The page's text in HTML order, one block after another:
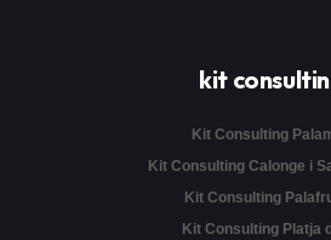
kit
Kit Consulting
Kit Consulting Calonge i
Kit Consulting
Kit Consulting Platja